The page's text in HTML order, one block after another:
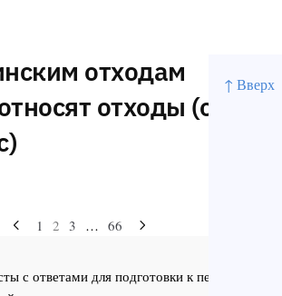
↑ Вверх
отходам
отходы (ответ
1 2 3 … 66
с ответами для подготовки к первичной